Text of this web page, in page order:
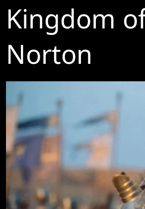
Kingdom
Norton